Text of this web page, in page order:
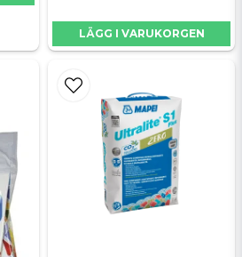
LÄGG I VARUKORGEN